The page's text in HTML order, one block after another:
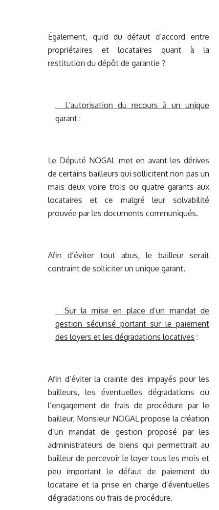
Également, quid du défaut d’accord entre
propriétaires et locataires quant à la
restitution du dépôt de garantie ?
L’autorisation du recours à un unique
garant :
Le Député NOGAL met en avant les dérives
de certains bailleurs qui sollicitent non pas un
mais deux voire trois ou quatre garants aux
locataires et ce malgré leur solvabilité
prouvée par les documents communiqués.
Afin d’éviter tout abus, le bailleur serait
contraint de solliciter un unique garant.
Sur la mise en place d’un mandat de
gestion sécurisé portant sur le paiement
des loyers et les dégradations locatives :
Afin d’éviter la crainte des impayés pour les
bailleurs, les éventuelles dégradations ou
l’engagement de frais de procédure par le
bailleur, Monsieur NOGAL propose la création
d’un mandat de gestion proposé par les
administrateurs de biens qui permettrait au
bailleur de percevoir le loyer tous les mois et
peu important le défaut de paiement du
locataire et la prise en charge d’éventuelles
dégradations ou frais de procédure.